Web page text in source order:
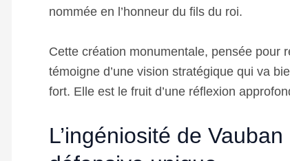
nommée en l’honneur du fils du roi.
Cette création monumentale, pensée pour
témoigne d’une vision stratégique qui va
fort. Elle est le fruit d’une réflexion
L’ingéniosité de